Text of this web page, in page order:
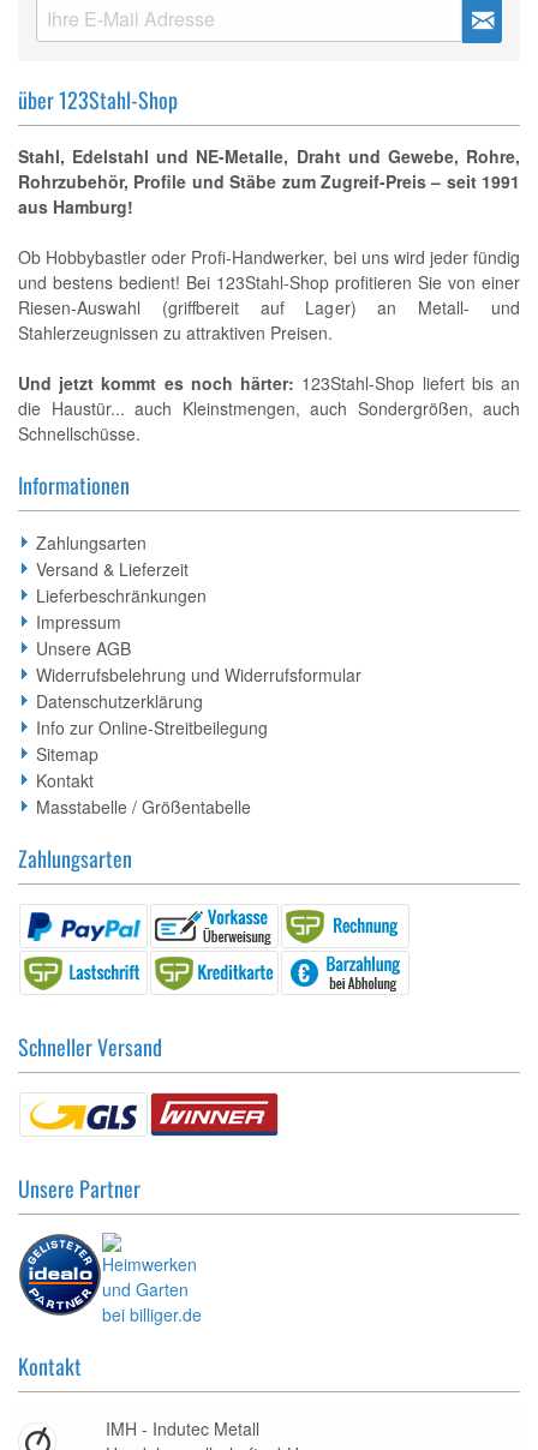
über 123Stahl-Shop
Stahl, Edelstahl und NE-Metalle, Draht und Gewebe, Rohre,
Rohrzubehör, Profile und Stäbe zum Zugreif-Preis – seit 1991
aus Hamburg!
Ob Hobbybastler oder Profi-Handwerker, bei uns wird jeder fündig
und bestens bedient! Bei 123Stahl-Shop profitieren Sie von einer
Riesen-Auswahl (griffbereit auf Lager) an Metall- und
Stahlerzeugnissen zu attraktiven Preisen.
Und jetzt kommt es noch härter: 123Stahl-Shop liefert bis an
die Haustür... auch Kleinstmengen, auch Sondergrößen, auch
Schnellschüsse.
Informationen
Zahlungsarten
Versand & Lieferzeit
Lieferbeschränkungen
Impressum
Unsere AGB
Widerrufsbelehrung und Widerrufsformular
Datenschutzerklärung
Info zur Online-Streitbeilegung
Sitemap
Kontakt
Masstabelle / Größentabelle
Zahlungsarten
Schneller Versand
Unsere Partner
Kontakt
IMH - Indutec Metall